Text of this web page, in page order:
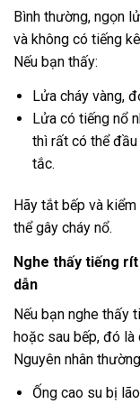
Bình thường, ngọn
và không có tiếng
Nếu bạn thấy:
Lửa cháy vàng,
Lửa có tiếng nổ
thì rất có thể
tắc.
Hãy tắt bếp và
thể gây cháy nổ.
Nghe thấy tiếng
dẫn
Nếu bạn nghe thấy
hoặc sau bếp, đó là
Nguyên nhân
Ống cao su bị